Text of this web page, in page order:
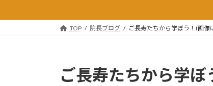
TOP 院長ブログ ご長寿たちから学ぼう！(画像
ご長寿たちから学